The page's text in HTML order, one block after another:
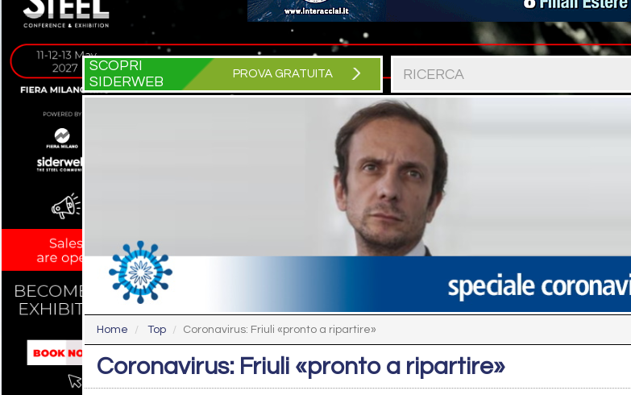
SCOPRI
SIDERWEB
PROVA GRATUITA
Home Top Coronavirus: Friuli «pronto a ripartire»
Coronavirus: Friuli «pronto a ripartire»